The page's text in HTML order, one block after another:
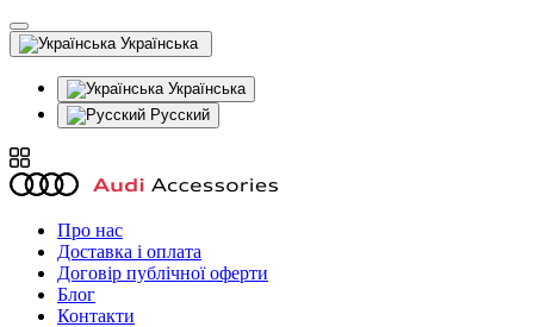
Українська
Українська
Русский
Про нас
Доставка і оплата
Договір публічної оферти
Блог
Контакти